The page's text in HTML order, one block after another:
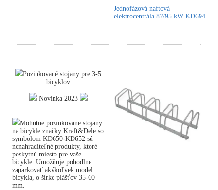
Jednofázová naftová
elektrocentrála 87/95 kW KD694
Pozinkované stojany pre 3-5
bicyklov
Novinka 2023
Mohutné pozinkované stojany
na bicykle značky Kraft&Dele so
symbolom KD650-KD652 sú
nenahraditeľné produkty, ktoré
poskytnú miesto pre vaše
bicykle. Umožňuje pohodlne
zaparkovať akýkoľvek model
bicykla, o šírke plášťov 35-60
mm.